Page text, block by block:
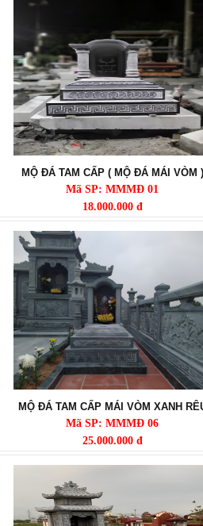
MỘ ĐÁ TAM CẤP ( MỘ ĐÁ MÁI VÒM )
Mã SP: MMMĐ 01
18.000.000 đ
MỘ ĐÁ TAM CẤP MÁI VÒM XANH
Mã SP: MMMĐ 06
25.000.000 đ